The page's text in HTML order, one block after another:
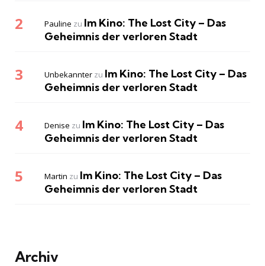
Pauline zu Im Kino: The Lost City – Das
Geheimnis der verloren Stadt
Unbekannter zu Im Kino: The Lost City – Das
Geheimnis der verloren Stadt
Denise zu Im Kino: The Lost City – Das
Geheimnis der verloren Stadt
Martin zu Im Kino: The Lost City – Das
Geheimnis der verloren Stadt
Archiv